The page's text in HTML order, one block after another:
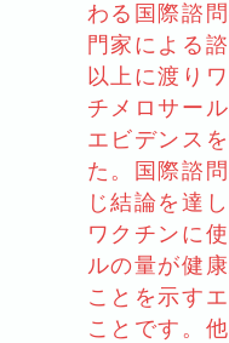
わる国際諮
門家による
以上に渡り
チメロサー
エビデンス
た。国際諮
じ結論を達
ワクチンに
ルの量が健
ことを示す
ことです。